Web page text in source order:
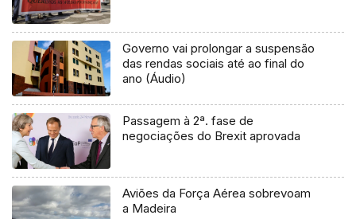
Governo vai prolongar a suspensão
das rendas sociais até ao final do
ano (Áudio)
Passagem à 2ª. fase de
negociações do Brexit aprovada
Aviões da Força Aérea sobrevoam
a Madeira